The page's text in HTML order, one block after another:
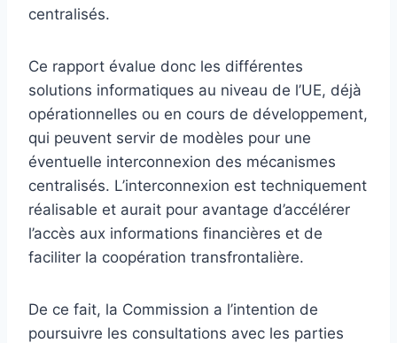
centralisés.
Ce rapport évalue donc les différentes
solutions informatiques au niveau de l’UE, déjà
opérationnelles ou en cours de développement,
qui peuvent servir de modèles pour une
éventuelle interconnexion des mécanismes
centralisés. L’interconnexion est techniquement
réalisable et aurait pour avantage d’accélérer
l’accès aux informations financières et de
faciliter la coopération transfrontalière.
De ce fait, la Commission a l’intention de
poursuivre les consultations avec les parties